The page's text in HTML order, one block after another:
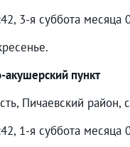
3-я суббота
пункт
Пичаевский
1-я суббота